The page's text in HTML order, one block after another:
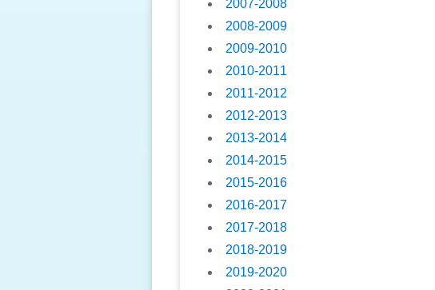
2007-2008
2008-2009
2009-2010
2010-2011
2011-2012
2012-2013
2013-2014
2014-2015
2015-2016
2016-2017
2017-2018
2018-2019
2019-2020